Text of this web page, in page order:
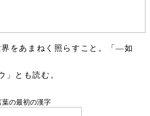
をあまねく照らすこと。「―如
」とも読む。
葉の最初の漢字